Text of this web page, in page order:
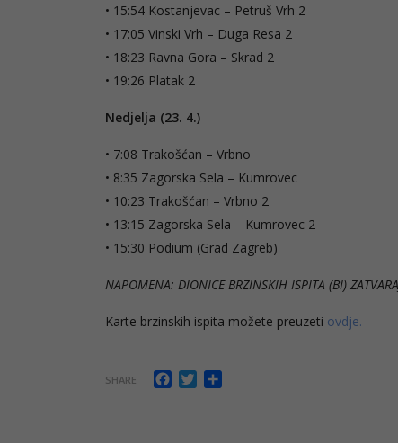
• 15:54 Kostanjevac – Petruš Vrh 2
• 17:05 Vinski Vrh – Duga Resa 2
• 18:23 Ravna Gora – Skrad 2
• 19:26 Platak 2
Nedjelja (23. 4.)
• 7:08 Trakošćan – Vrbno
• 8:35 Zagorska Sela – Kumrovec
• 10:23 Trakošćan – Vrbno 2
• 13:15 Zagorska Sela – Kumrovec 2
• 15:30 Podium (Grad Zagreb)
NAPOMENA: DIONICE BRZINSKIH ISPITA (BI)
Karte brzinskih ispita možete preuzeti ovdje.
SHARE Facebook
Twitter